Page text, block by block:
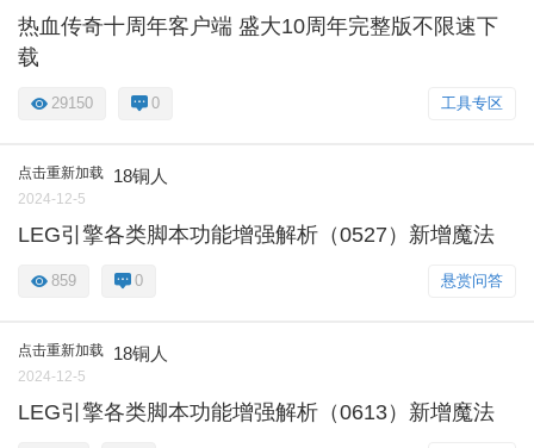
热血传奇十周年客户端 盛大10周年完整版不限速下
载
工具专区
29150 0
点击重新加载 18铜人
2024-12-5
LEG引擎各类脚本功能增强解析（0527）新增魔法
悬赏问答
859 0
点击重新加载 18铜人
2024-12-5
LEG引擎各类脚本功能增强解析（0613）新增魔法